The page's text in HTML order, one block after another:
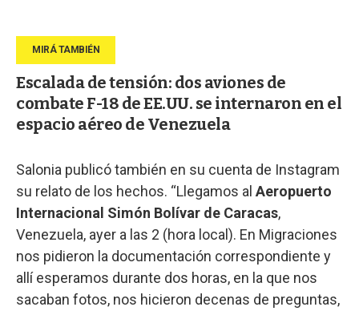
Escalada de tensión: dos aviones de
combate F-18 de EE.UU. se internaron en el
espacio aéreo de Venezuela
Salonia publicó también en su cuenta de Instagram
su relato de los hechos. “Llegamos al Aeropuerto
Internacional Simón Bolívar de Caracas,
Venezuela, ayer a las 2 (hora local). En Migraciones
nos pidieron la documentación correspondiente y
allí esperamos durante dos horas, en la que nos
sacaban fotos, nos hicieron decenas de preguntas,